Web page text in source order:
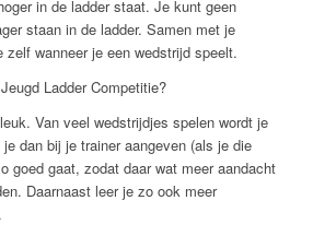
in de ladder staat. Je kunt geen
staan in de ladder. Samen met je
zelf wanneer je een wedstrijd speelt.
Ladder Competitie?
Van veel wedstrijdjes spelen wordt je
dan bij je trainer aangeven (als je die
goed gaat, zodat daar wat meer aandacht
Daarnaast leer je zo ook meer